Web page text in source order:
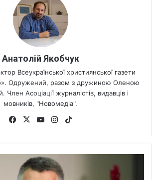
Анатолій Якобчук
Всеукраїнської християнської газети
Одружений, разом з дружиною Оленою
Член Асоціації журналістів, видавців і
мовників, "Новомедіа".
Fa
bo
ok
X
Yo
ub
e
Ins
ra
m
k